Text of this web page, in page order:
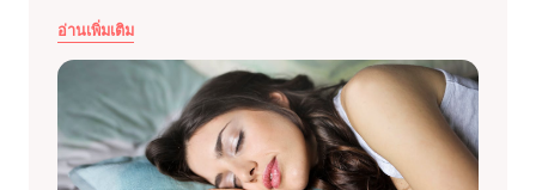
อ่านเพิ่มเติม